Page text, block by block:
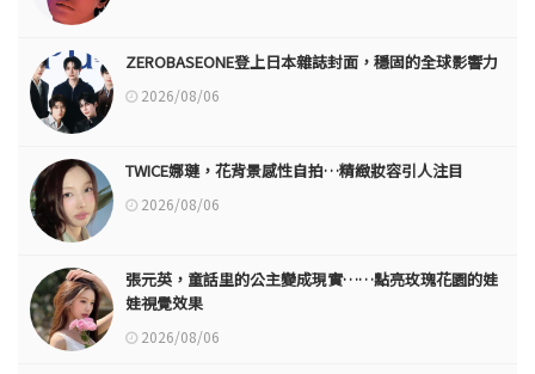
ZEROBASEONE登上日本雜誌封面，穩固的全球影響力
2026/08/06
TWICE娜璉，花背景感性自拍…精緻妝容引人注目
2026/08/06
張元英，童話里的公主變成現實……點亮玫瑰花園的娃
娃視覺效果
2026/08/06